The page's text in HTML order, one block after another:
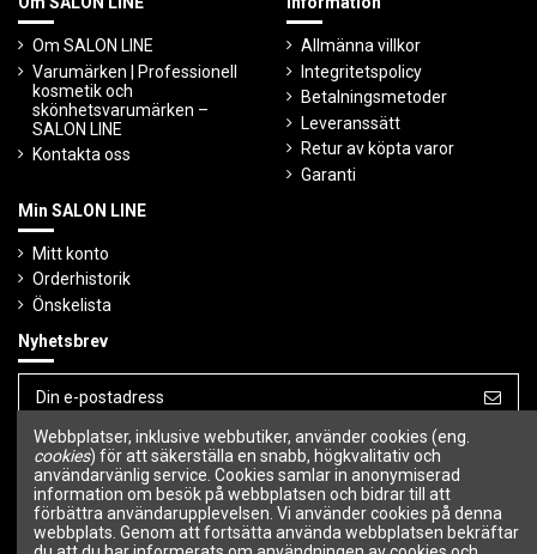
Om SALON LINE
Varumärken | Professionell
kosmetik och
skönhetsvarumärken –
SALON LINE
Kontakta oss
Allmänna villkor
Integritetspolicy
Betalningsmetoder
Leveranssätt
Retur av köpta varor
Garanti
Min SALON LINE
Mitt konto
Orderhistorik
Önskelista
Nyhetsbrev
Du kan avbryta prenumerationen när som
helst.
Följ oss
Webbplatser, inklusive webbutiker, använder cookies (eng.
cookies) för att säkerställa en snabb, högkvalitativ och
användarvänlig service. Cookies samlar in anonymiserad
information om besök på webbplatsen och bidrar till att
förbättra användarupplevelsen. Vi använder cookies på denna
webbplats. Genom att fortsätta använda webbplatsen bekräftar